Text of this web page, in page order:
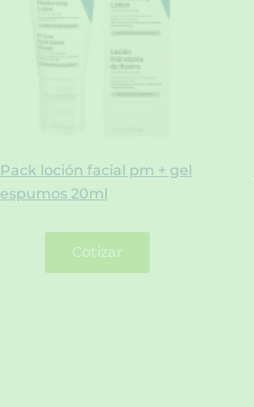
Pack loción facial pm + gel
espumos 20ml
Cotizar